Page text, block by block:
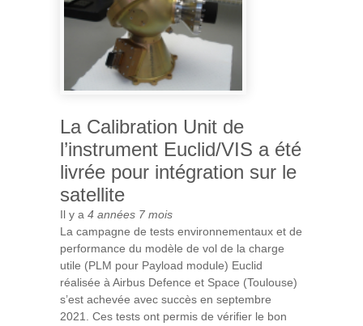
La Calibration Unit de
l’instrument Euclid/VIS a été
livrée pour intégration sur le
satellite
Il y a 4 années 7 mois
La campagne de tests environnementaux et de
performance du modèle de vol de la charge
utile (PLM pour Payload module) Euclid
réalisée à Airbus Defence et Space (Toulouse)
s’est achevée avec succès en septembre
2021. Ces tests ont permis de vérifier le bon